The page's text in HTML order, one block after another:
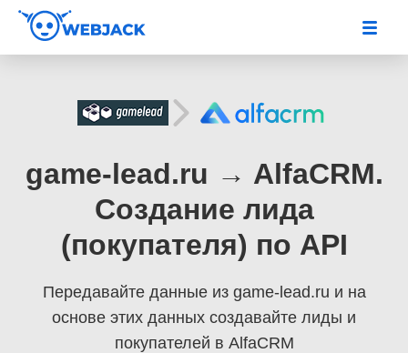
game-lead.ru → AlfaCRM.
Создание лида
(покупателя) по API
Передавайте данные из game-lead.ru и на
основе этих данных создавайте лиды и
покупателей в AlfaCRM